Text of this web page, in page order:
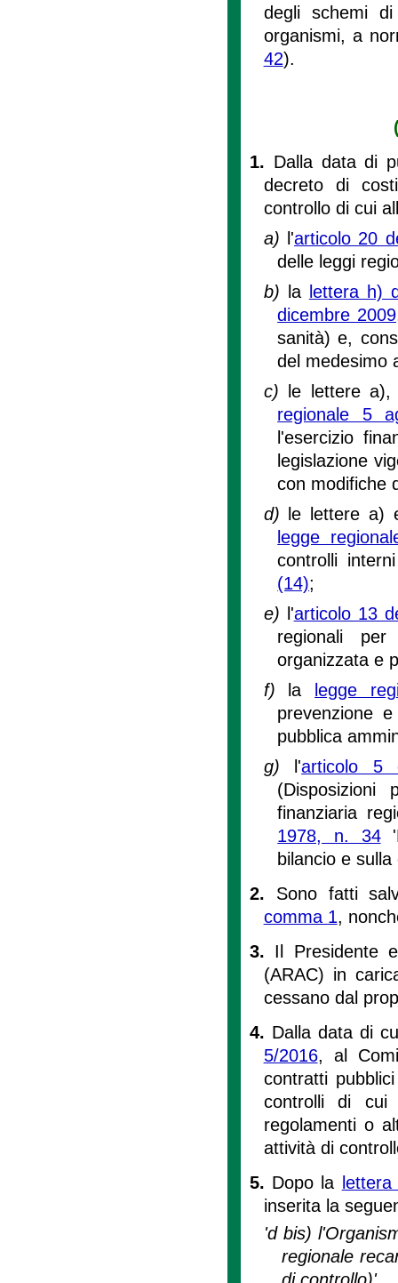
degli schemi
organismi, a
42).
1. Dalla data di
decreto di
controllo di cui
a)
l'articolo 20
delle leggi
b)
la lettera h)
dicembre
sanità) e,
del medesimo
c)
le lettere
regionale 5
l'esercizio
legislazione
con modifiche
d)
le lettere
legge
controlli
(14);
e)
l'articolo 13
regionali
organizzata e
f)
la
legge
prevenzione
pubblica
g)
l'articolo 5
(Disposizioni
finanziaria
1978, n. 34
bilancio e
2. Sono fatti
comma 1,
3. Il Presidente
(ARAC) in
cessano dal
4. Dalla data di
5/2016, al
contratti
controlli di cui
regolamenti o
attività di
5. Dopo la
inserita la
'd bis)
regionale